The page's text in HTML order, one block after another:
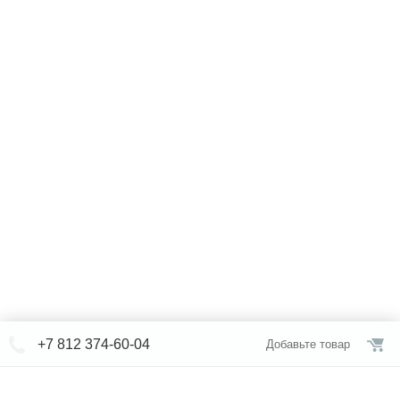
+7 812 374-60-04 Добавьте товар